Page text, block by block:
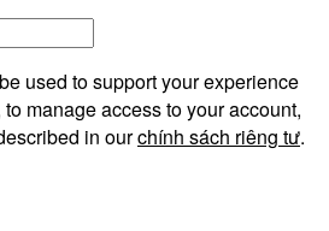
used to support your experience
manage access to your account,
in ourchính sách riêng tư.